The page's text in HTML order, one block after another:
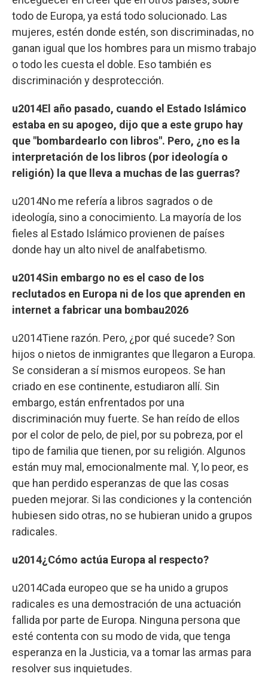
todo de Europa, ya está todo solucionado. Las
mujeres, estén donde estén, son discriminadas, no
ganan igual que los hombres para un mismo trabajo
o todo les cuesta el doble. Eso también es
discriminación y desprotección.
u2014El año pasado, cuando el Estado Islámico
estaba en su apogeo, dijo que a este grupo hay
que "bombardearlo con libros". Pero, ¿no es la
interpretación de los libros (por ideología o
religión) la que lleva a muchas de las guerras?
u2014No me refería a libros sagrados o de
ideología, sino a conocimiento. La mayoría de los
fieles al Estado Islámico provienen de países
donde hay un alto nivel de analfabetismo.
u2014Sin embargo no es el caso de los
reclutados en Europa ni de los que aprenden en
internet a fabricar una bombau2026
u2014Tiene razón. Pero, ¿por qué sucede? Son
hijos o nietos de inmigrantes que llegaron a Europa.
Se consideran a sí mismos europeos. Se han
criado en ese continente, estudiaron allí. Sin
embargo, están enfrentados por una
discriminación muy fuerte. Se han reído de ellos
por el color de pelo, de piel, por su pobreza, por el
tipo de familia que tienen, por su religión. Algunos
están muy mal, emocionalmente mal. Y, lo peor, es
que han perdido esperanzas de que las cosas
pueden mejorar. Si las condiciones y la contención
hubiesen sido otras, no se hubieran unido a grupos
radicales.
u2014¿Cómo actúa Europa al respecto?
u2014Cada europeo que se ha unido a grupos
radicales es una demostración de una actuación
fallida por parte de Europa. Ninguna persona que
esté contenta con su modo de vida, que tenga
esperanza en la Justicia, va a tomar las armas para
resolver sus inquietudes.